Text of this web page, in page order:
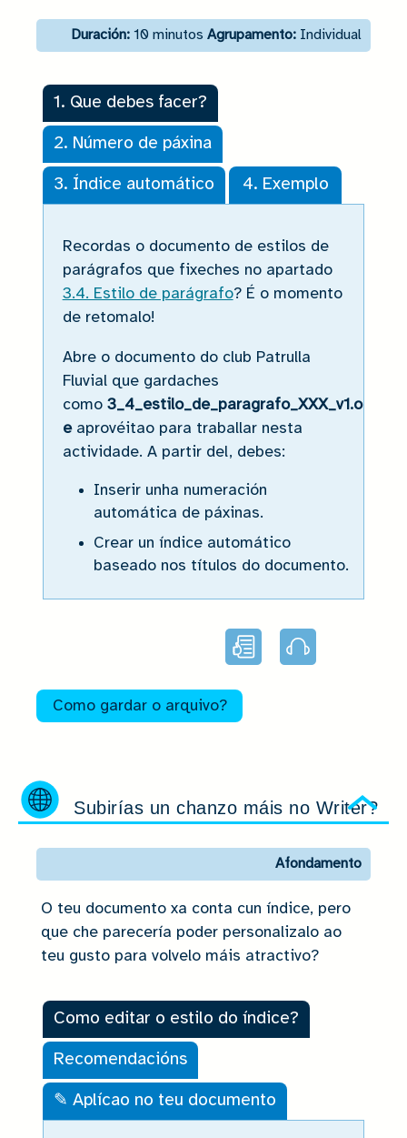
Lectura
facilitada
Audio
Duración: 10 minutos Agrupamento: Individual
1. Que debes facer?
2. Número de páxina
3. Índice automático 4. Exemplo
1. Que debes facer?
Recordas o documento de estilos de
parágrafos que fixeches no apartado
3.4. Estilo de parágrafo? É o momento
de retomalo!
Abre o documento do club Patrulla
Fluvial que gardaches
como 3_4_estilo_de_paragrafo_XXX_v1.odt
e aprovéitao para traballar nesta
actividade. A partir del, debes:
Inserir unha numeración
automática de páxinas.
Crear un índice automático
baseado nos títulos do documento.
Como gardar o arquivo?
Subirías un chanzo máis no Writer?
Afondamento
O teu documento xa conta cun índice, pero
que che parecería poder personalizalo ao
teu gusto para volvelo máis atractivo?
Como editar o estilo do índice?
Recomendacións
✎ Aplícao no teu documento